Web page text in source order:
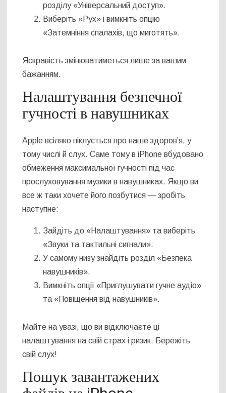
розділу «Універсальний доступ».
Виберіть «Рух» і вимкніть опцію
«Затемніння спалахів, що миготять».
Яскравість змінюватиметься лише за вашим
бажанням.
Налаштування безпечної
гучності в навушниках
Apple всіляко піклується про наше здоров’я, у
тому числі й слух. Саме тому в iPhone вбудовано
обмеження максимальної гучності під час
прослуховування музики в навушниках. Якщо ви
все ж таки хочете його позбутися — зробіть
наступне:
Зайдіть до «Налаштування» та виберіть
«Звуки та тактильні сигнали».
У самому низу знайдіть розділ «Безпека
навушників».
Вимкніть опції «Приглушувати гучне аудіо»
та «Повіщення від навушників».
Майте на увазі, що ви відключаєте ці
налаштування на свій страх і ризик. Бережіть
свій слух!
Пошук завантажених